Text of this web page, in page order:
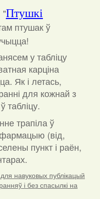
"Птушкі
птушак ў
у табліцу
карціна
Як і летась,
для кожнай з
табліцу.
трапіла ў
(від,
пункт і раён,
.
навуковых публікацый
і без спасылкі на